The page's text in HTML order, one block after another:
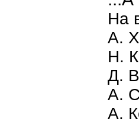
На
А.
Н.
Д.
А.
А.